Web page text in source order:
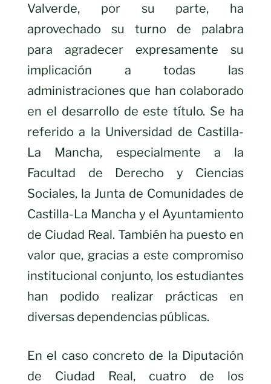
Valverde, por su parte, ha
aprovechado su turno de palabra
para agradecer expresamente su
implicación a todas las
administraciones que han colaborado
en el desarrollo de este título. Se ha
referido a la Universidad de Castilla-
La Mancha, especialmente a la
Facultad de Derecho y Ciencias
Sociales, la Junta de Comunidades de
Castilla-La Mancha y el Ayuntamiento
de Ciudad Real. También ha puesto en
valor que, gracias a este compromiso
institucional conjunto, los estudiantes
han podido realizar prácticas en
diversas dependencias públicas.
En el caso concreto de la Diputación
de Ciudad Real, cuatro de los